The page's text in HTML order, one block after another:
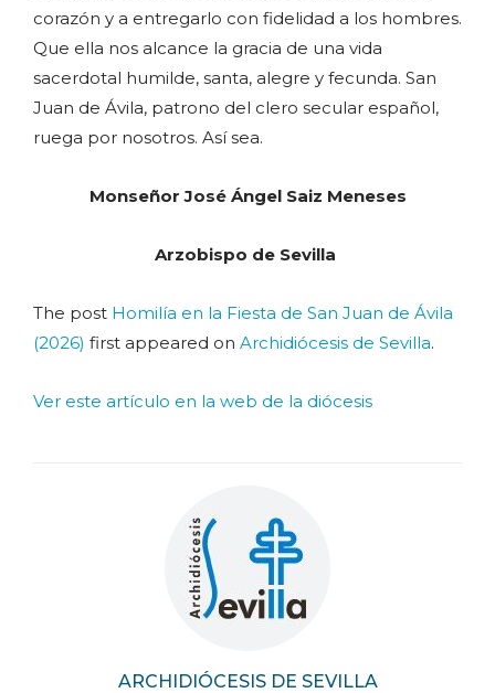
ARCHIDIÓCESIS DE SEVILLA
corazón y a entregarlo con fidelidad a los hombres.
Que ella nos alcance la gracia de una vida
sacerdotal humilde, santa, alegre y fecunda. San
Juan de Ávila, patrono del clero secular español,
ruega por nosotros. Así sea.
Monseñor José Ángel Saiz Meneses
Arzobispo de Sevilla
The post Homilía en la Fiesta de San Juan de Ávila
(2026) first appeared on Archidiócesis de Sevilla.
Ver este artículo en la web de la diócesis